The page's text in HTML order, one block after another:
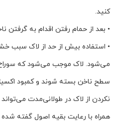
کنید.
• بعد از حمام رفتن اقدام به گرفتن
• استفاده بیش از حد از لاک سبب
می‌شود. لاک موجب می‌شود که
سطح ناخن بسته شوند و کمبود
نکردن از لاک در طولانی‌مدت می‌تواند
همراه با رعایت بقیه اصول گفته